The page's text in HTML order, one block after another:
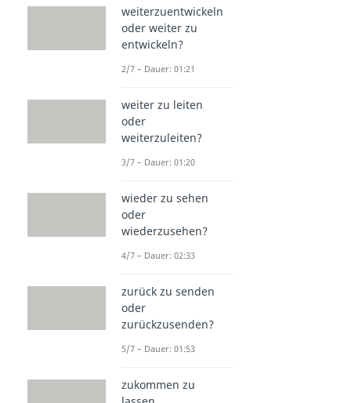
weiterzuentwickeln
oder weiter zu
entwickeln?
2/7 – Dauer: 01:21
weiter zu leiten
oder
weiterzuleiten?
3/7 – Dauer: 01:20
wieder zu sehen
oder
wiederzusehen?
4/7 – Dauer: 02:33
zurück zu senden
oder
zurückzusenden?
5/7 – Dauer: 01:53
zukommen zu